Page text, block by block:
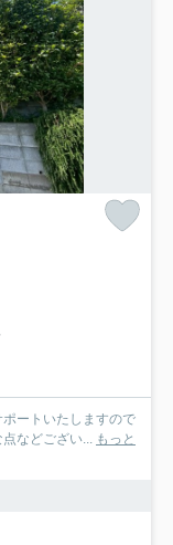
ートいたしますので
などござい... もっと